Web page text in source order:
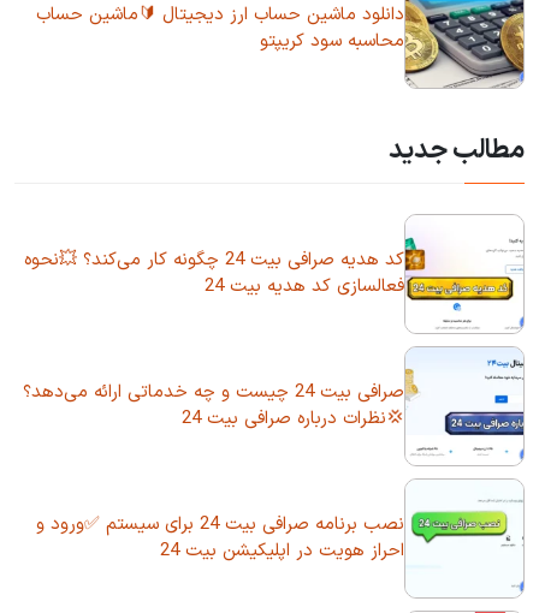
دانلود ماشین حساب ارز دیجیتال 🔰ماشین حساب
محاسبه سود کریپتو
مطالب جدید
کد هدیه صرافی بیت 24 چگونه کار می‌کند؟ 💥نحوه
فعالسازی کد هدیه بیت 24
صرافی بیت 24 چیست و چه خدماتی ارائه می‌دهد؟
💢نظرات درباره صرافی بیت 24
نصب برنامه صرافی بیت 24 برای سیستم ✅ورود و
احراز هویت در اپلیکیشن بیت 24